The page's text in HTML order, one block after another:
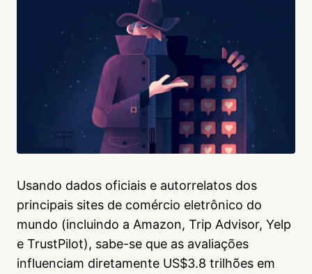
Usando dados oficiais e autorrelatos dos
principais sites de comércio eletrônico do
mundo (incluindo a Amazon, Trip Advisor, Yelp
e TrustPilot), sabe-se que as avaliações
influenciam diretamente US$3.8 trilhões em